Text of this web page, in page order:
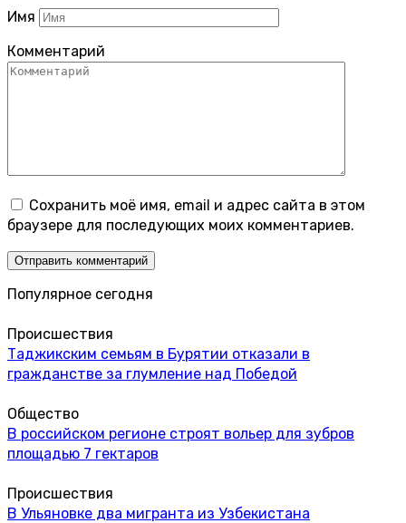
Имя
Комментарий
Сохранить моё имя, email и адрес сайта в этом
браузере для последующих моих комментариев.
Популярное сегодня
Происшествия
Таджикским семьям в Бурятии отказали в
гражданстве за глумление над Победой
Общество
В российском регионе строят вольер для зубров
площадью 7 гектаров
Происшествия
В Ульяновке два мигранта из Узбекистана